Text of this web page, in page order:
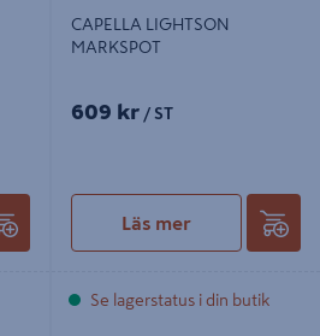
CAPELLA LIGHTSON
MARKSPOT
609 kr / ST
Läs mer
Se lagerstatus i din butik